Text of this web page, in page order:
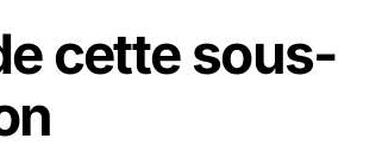
cette sous-